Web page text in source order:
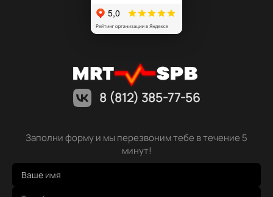
8 (812) 385-77-56
Заполни форму и мы перезвоним тебе в течение 5
минут!